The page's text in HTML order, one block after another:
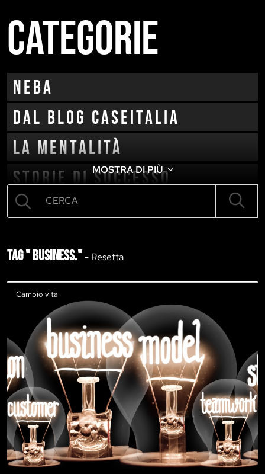
Categorie
neba
Dal blog CaseItalia
La mentalità
Storie di successo
Cambio vita
MOSTRA DI PIÙ
Tag " business." - Resetta
Cambio vita